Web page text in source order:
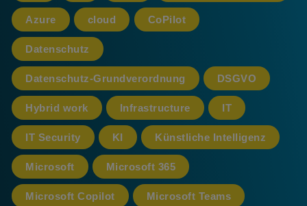
Azure cloud CoPilot
Datenschutz
Datenschutz-Grundverordnung DSGVO
Hybrid work Infrastructure IT
IT Security KI Künstliche Intelligenz
Microsoft Microsoft 365
Microsoft Copilot Microsoft Teams